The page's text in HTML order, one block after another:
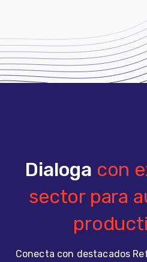
Dialoga con
sector para
Conecta con destacados